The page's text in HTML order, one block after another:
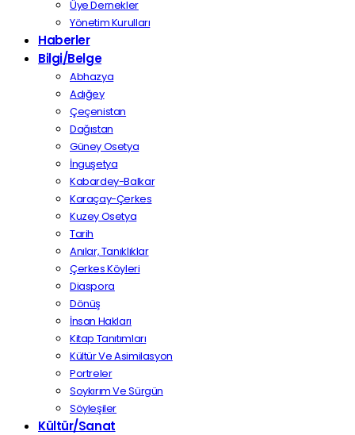
Üye Dernekler
Yönetim Kurulları
Haberler
Bilgi/Belge
Abhazya
Adığey
Çeçenistan
Dağıstan
Güney Osetya
İnguşetya
Kabardey-Balkar
Karaçay-Çerkes
Kuzey Osetya
Tarih
Anılar, Tanıklıklar
Çerkes Köyleri
Diaspora
Dönüş
İnsan Hakları
Kitap Tanıtımları
Kültür Ve Asimilasyon
Portreler
Soykırım Ve Sürgün
Söyleşiler
Kültür/Sanat